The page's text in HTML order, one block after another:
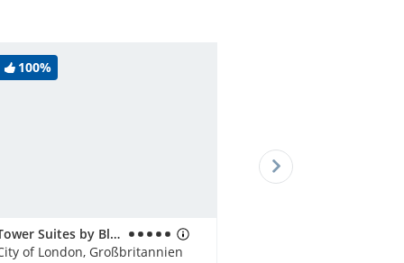
100%
Tower Suites by Blue Orchid
of London, Großbritannien